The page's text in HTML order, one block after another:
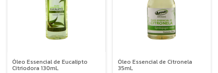
Óleo Essencial de Eucalipto
Citriodora 130mL
Óleo Essencial de Citronela
35mL